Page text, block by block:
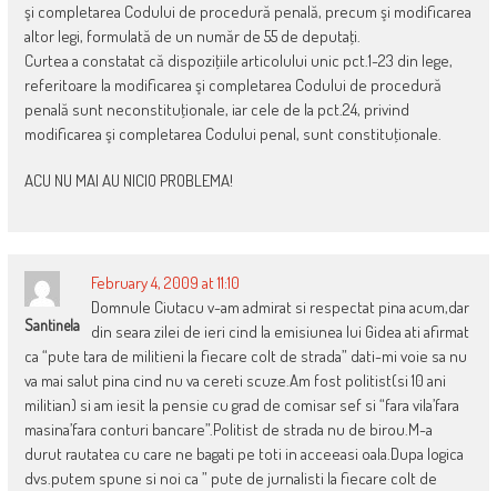
şi completarea Codului de procedură penală, precum şi modificarea
altor legi, formulată de un număr de 55 de deputaţi.
Curtea a constatat că dispoziţiile articolului unic pct.1-23 din lege,
referitoare la modificarea şi completarea Codului de procedură
penală sunt neconstituţionale, iar cele de la pct.24, privind
modificarea şi completarea Codului penal, sunt constituţionale.
ACU NU MAI AU NICIO PROBLEMA!
Santinela
February 4, 2009 at 11:10
Domnule Ciutacu v-am admirat si respectat pina acum,dar
din seara zilei de ieri cind la emisiunea lui Gidea ati afirmat
ca “pute tara de militieni la fiecare colt de strada” dati-mi voie sa nu
va mai salut pina cind nu va cereti scuze.Am fost politist(si 10 ani
militian) si am iesit la pensie cu grad de comisar sef si “fara vila’fara
masina’fara conturi bancare”.Politist de strada nu de birou.M-a
durut rautatea cu care ne bagati pe toti in acceeasi oala.Dupa logica
dvs.putem spune si noi ca ” pute de jurnalisti la fiecare colt de